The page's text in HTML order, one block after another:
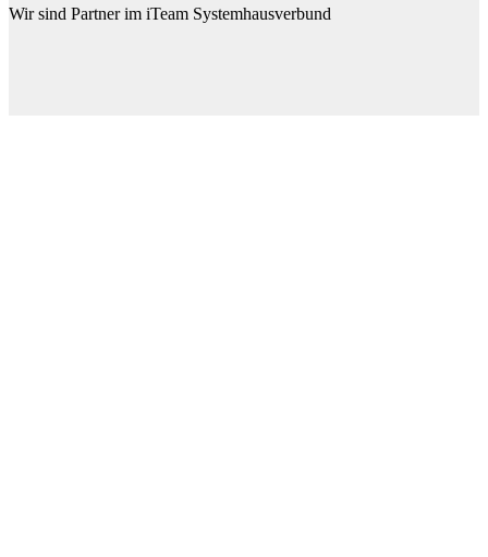
Wir sind Partner im iTeam Systemhausverbund